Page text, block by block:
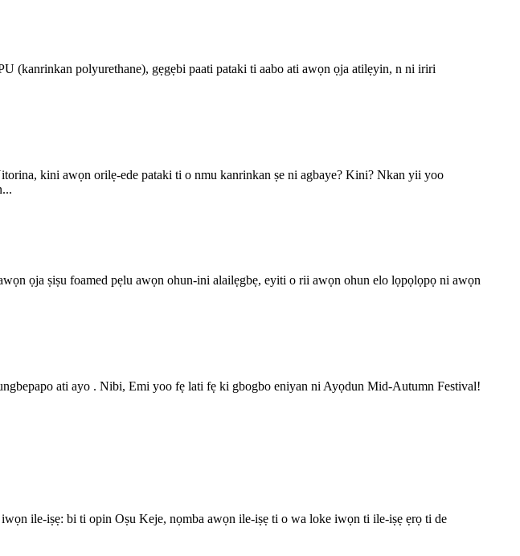
(kanrinkan polyurethane), gẹgẹbi paati pataki ti aabo ati awọn ọja atilẹyin, n ni iriri
kini awọn orilẹ-ede pataki ti o nmu kanrinkan ṣe ni agbaye? Kini? Nkan yii yoo
ọja ṣiṣu foamed pẹlu awọn ohun-ini alailẹgbẹ, eyiti o rii awọn ohun elo lọpọlọpọ ni awọn
ati ayo . Nibi, Emi yoo fẹ lati fẹ ki gbogbo eniyan ni Ayọdun Mid-Autumn Festival!
ile-iṣẹ: bi ti opin Oṣu Keje, nọmba awọn ile-iṣẹ ti o wa loke iwọn ti ile-iṣẹ ẹrọ ti de